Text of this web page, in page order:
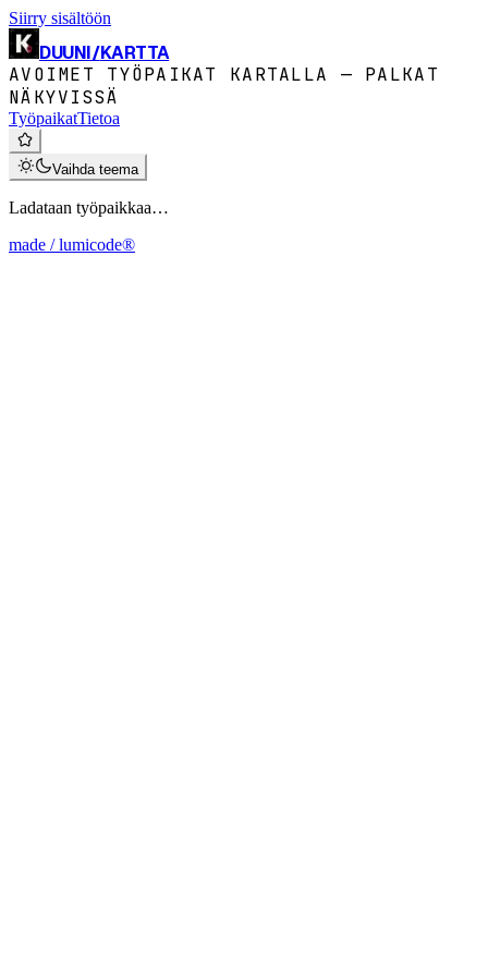
Siirry sisältöön
DUUNI/KARTTA
AVOIMET TYÖPAIKAT KARTALLA — PALKAT
NÄKYVISSÄ
TyöpaikatTietoa
Vaihda teema
Ladataan työpaikkaa…
made / lumicode®